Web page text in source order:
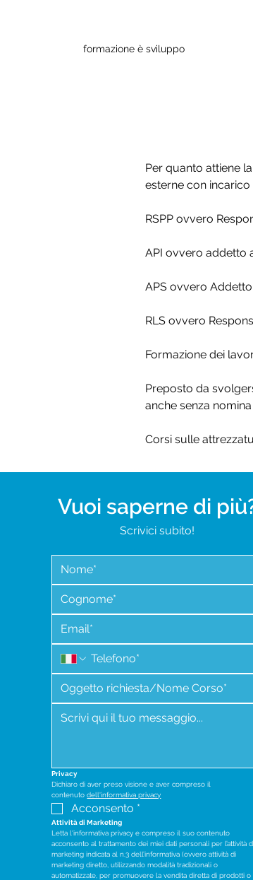
formazione è sviluppo
Per quanto attiene
esterne con
RSPP ovvero
API ovvero addetto
APS ovvero
RLS ovvero
Formazione dei
Preposto da
anche senza
Corsi sulle
Vuoi saperne di
Scrivici subito!
Privacy
Dichiaro di aver preso visione e aver compreso il
contenuto dell'informativa privacy
Acconsento *
Attività di Marketing
Letta l'informativa privacy e compreso il suo contenuto
acconsento al trattamento dei miei dati personali per l’attività
marketing indicata al n.3 dell’informativa (ovvero attività di
marketing diretto, utilizzando modalità tradizionali o
automatizzate, per promuovere la vendita diretta di prodotti o